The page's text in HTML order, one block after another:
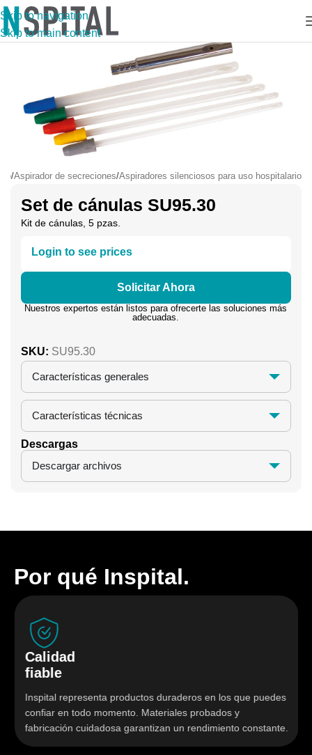
Skip to navigation
Skip to main content
/Aspirador de secreciones/Aspiradores silenciosos para uso hospitalario
Set de cánulas SU95.30
Kit de cánulas, 5 pzas.
Login to see prices
Solicitar Ahora
Nuestros expertos están listos para ofrecerte las soluciones más
adecuadas.
SKU: SU95.30
Características generales
Características técnicas
Descargas
Descargar archivos
Por qué Inspital.
Calidad
fiable
Inspital representa productos duraderos en los que puedes
confiar en todo momento. Materiales probados y
fabricación cuidadosa garantizan un rendimiento constante.